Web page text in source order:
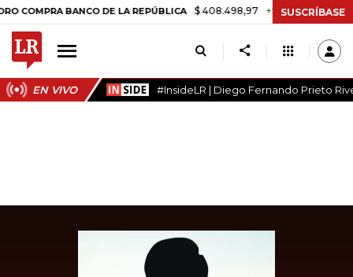
BANCO DE LA REPÚBLICA $ 408.498,97 +$ 8.753,81 +2,19%
SUSCRÍBASE
EN VIVO #InsideLR | Diego Fernando Prieto